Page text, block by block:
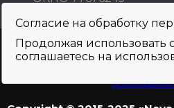
Согласие на обработку
Продолжая использовать
соглашаетесь на
Внимание! Цены указаны
являются публичной офертой и не
коммерческое предложение. Просьба
использования